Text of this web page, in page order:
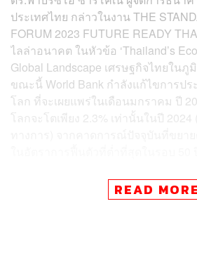
ประเทศไทย กล่าวในงาน THE
FORUM 2023 FUTURE READY
ไลล่าอนาคต ในหัวข้อ ‘Thailand’s
Global Landscape เศรษฐกิจไทยใน
ขณะนี้ World Bank กำลังแก้ไขการป
โลก ที่จะเผยแพร่ในเดือนมกราคม ปี
โลกจะโตเพียง 2.3% เท่านั้นในปี 2024
โดยส่วนหนึ่งเป็นผลมาจากผลกระทบที่
ของภาวะการเงินที่ตึงตัว นโยบายควบ
READ MORE